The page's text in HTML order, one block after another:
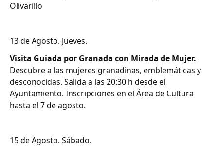
Olivarillo
13 de Agosto. Jueves.
Visita Guiada por Granada con Mirada de Mujer.
Descubre a las mujeres granadinas, emblemáticas y
desconocidas. Salida a las 20:30 h desde el
Ayuntamiento. Inscripciones en el Área de Cultura
hasta el 7 de agosto.
15 de Agosto. Sábado.